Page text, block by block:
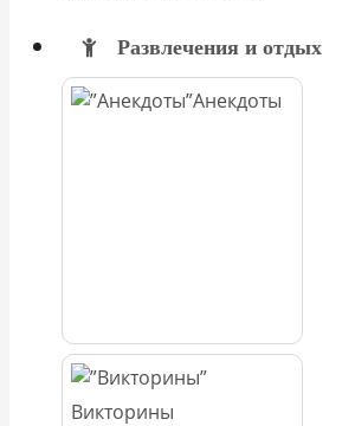
Развлечения и отдых
Анекдоты
Викторины